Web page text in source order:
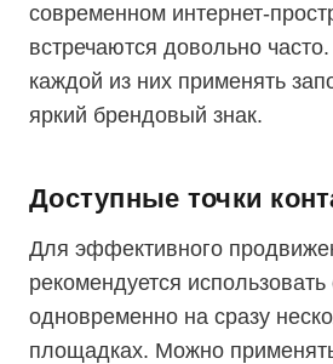
современном интернет-
встречаются довольно
каждой из них применять
яркий брендовый знак.
Доступные точки
Для эффективного
рекомендуется использовать
одновременно на сразу
площадках. Можно